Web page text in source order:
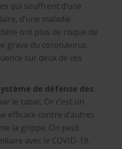
qui souffrent d’une
d’une maladie
ont plus de risque de
grave du coronavirus.
sur deux de ces
de défense des
le tabac. Or c’est un
efficace contre d’autres
la grippe. On peut
avec le COVID-19.